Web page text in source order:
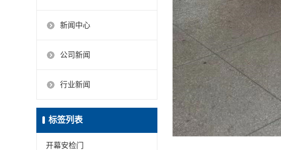
新闻中心
公司新闻
行业新闻
标签列表
开幕安检门